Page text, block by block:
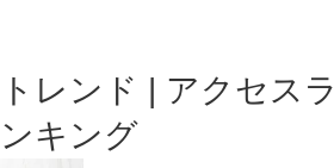
トレンド | アクセスラ
ンキング